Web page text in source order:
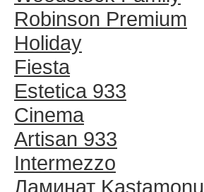
Robinson Premium
Holiday
Fiesta
Estetica 933
Cinema
Artisan 933
Intermezzo
Ламинат Kastamonu